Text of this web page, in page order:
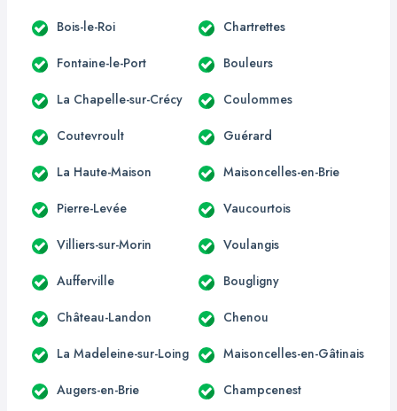
Bois-le-Roi Chartrettes
Fontaine-le-Port Bouleurs
La Chapelle-sur-Crécy Coulommes
Coutevroult Guérard
La Haute-Maison Maisoncelles-en-Brie
Pierre-Levée Vaucourtois
Villiers-sur-Morin Voulangis
Aufferville Bougligny
Château-Landon Chenou
La Madeleine-sur-Loing Maisoncelles-en-Gâtinais
Augers-en-Brie Champcenest